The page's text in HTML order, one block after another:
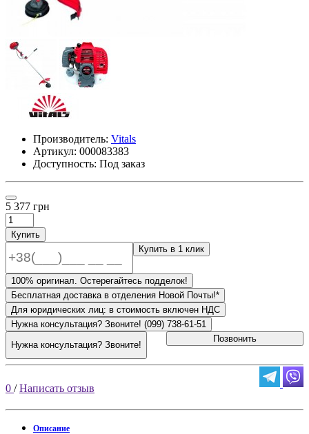
Производитель: Vitals
Артикул: 000083383
Доступность: Под заказ
5 377 грн
Купить
Купить в 1 клик
100% оригинал. Остерегайтесь подделок!
Бесплатная доставка в отделения Новой Почты!*
Для юридических лиц: в стоимость включен НДС
Нужна консультация? Звоните! (099) 738-61-51
Нужна консультация? Звоните!
Позвонить
0 /Написать отзыв
Описание